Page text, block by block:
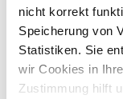
nicht korrekt
Speicherung von
Statistiken. Sie
wir Cookies in
Zustimmung hilft
ich krieg ein
und du ein’ Birn.
6. Ich sag:
und du sagst:
ich sag: vergelts